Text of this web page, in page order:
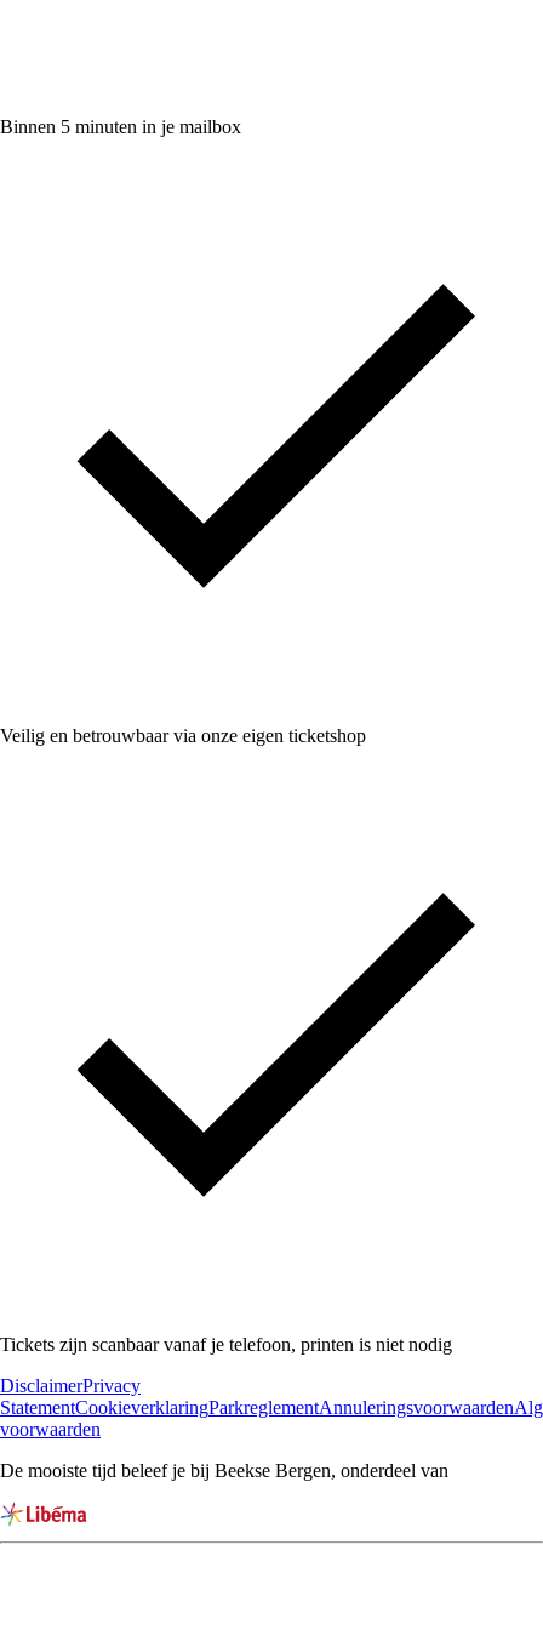
Binnen 5 minuten in je mailbox
Veilig en betrouwbaar via onze eigen ticketshop
Tickets zijn scanbaar vanaf je telefoon, printen is niet nodig
DisclaimerPrivacy
StatementCookieverklaringParkreglementAnnuleringsvoorwaarden
voorwaarden
De mooiste tijd beleef je bij Beekse Bergen, onderdeel van